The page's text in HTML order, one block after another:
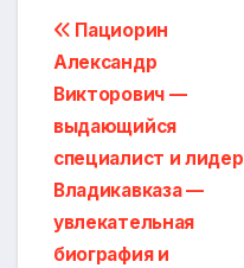
Навигация
по
записям
Пациорин
Александр
Викторович —
выдающийся
специалист и лидер
Владикавказа —
увлекательная
биография и